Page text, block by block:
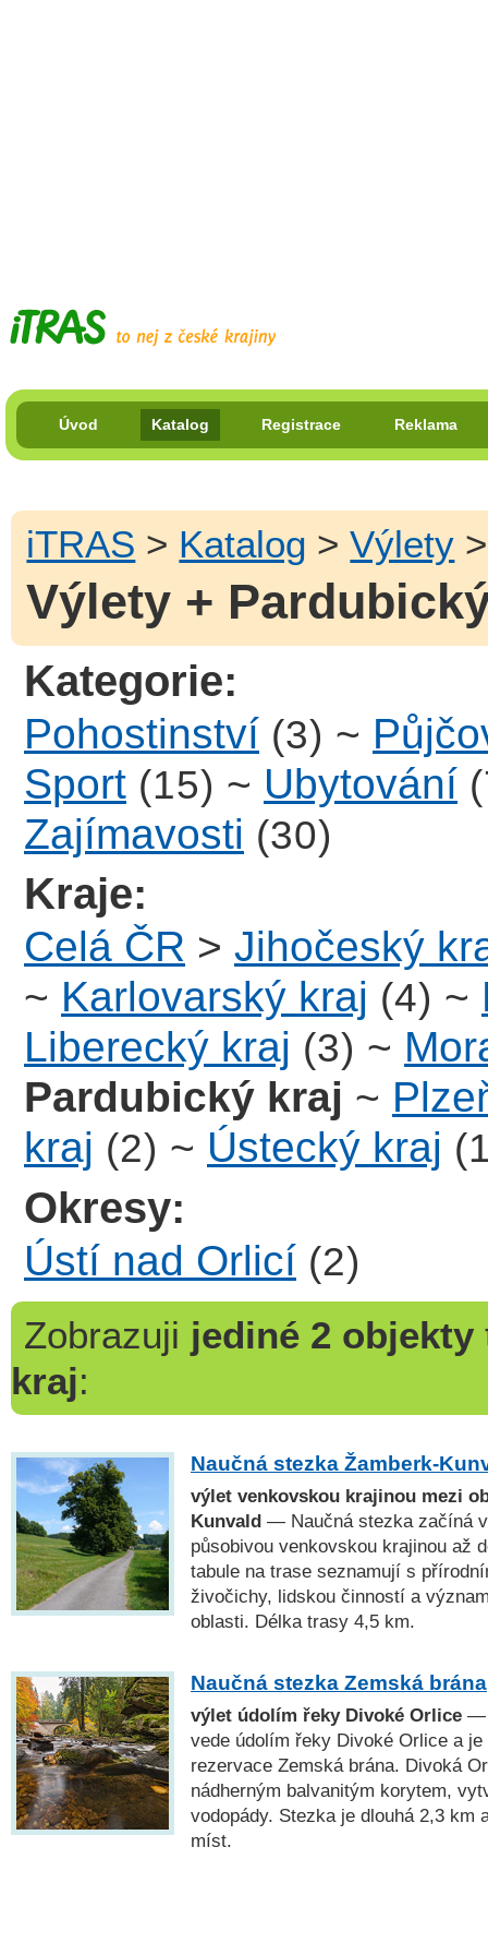
Úvod Katalog Registrace Reklama
iTRAS > Katalog >Výlety
Výlety +
Kategorie:
Pohostinství (3) ~
Sport (15) ~ Ubytování
Zajímavosti (30)
Kraje:
Celá ČR > Jihočeský
~ Karlovarský kraj (4) ~
Liberecký kraj (3) ~
Pardubický kraj ~
kraj (2) ~ Ústecký kraj
Okresy:
Ústí nad Orlicí (2)
Zobrazuji jediné 2 objekty
kraj:
Naučná stezka Žamberk-
výlet venkovskou krajinou mezi
Kunvald — Naučná stezka začíná
působivou venkovskou krajinou až
tabule na trase seznamují s
živočichy, lidskou činností a
oblasti. Délka trasy 4,5 km.
Naučná stezka Zemská brána
výlet údolím řeky Divoké Orlice —
vede údolím řeky Divoké Orlice a
rezervace Zemská brána. Divoká
nádherným balvanitým korytem,
vodopády. Stezka je dlouhá 2,3 km
míst.